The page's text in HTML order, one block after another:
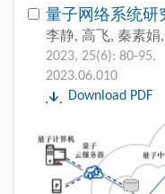
量子网络系统研
李静, 高飞, 秦素娟
2023, 25(6): 80-95.
2023.06.010
Download PDF